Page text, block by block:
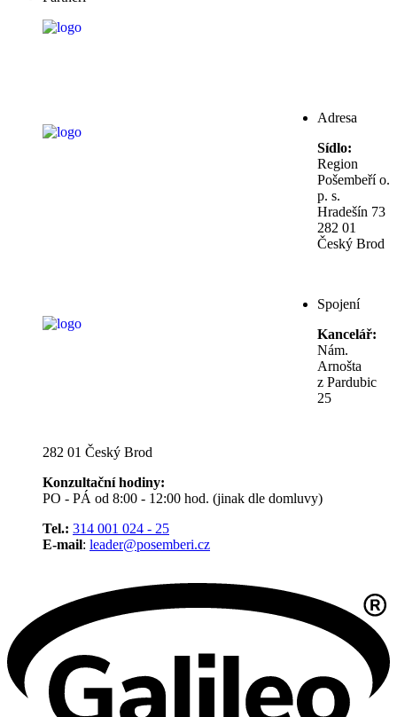
Adresa
Sídlo:
Region
Pošembeří o.
p. s.
Hradešín 73
282 01
Český Brod
Spojení
Kancelář:
Nám.
Arnošta
z Pardubic
25
282 01 Český Brod
Konzultační hodiny:
PO - PÁ od 8:00 - 12:00 hod. (jinak dle domluvy)
Tel.: 314 001 024 - 25
E-mail: leader@posemberi.cz